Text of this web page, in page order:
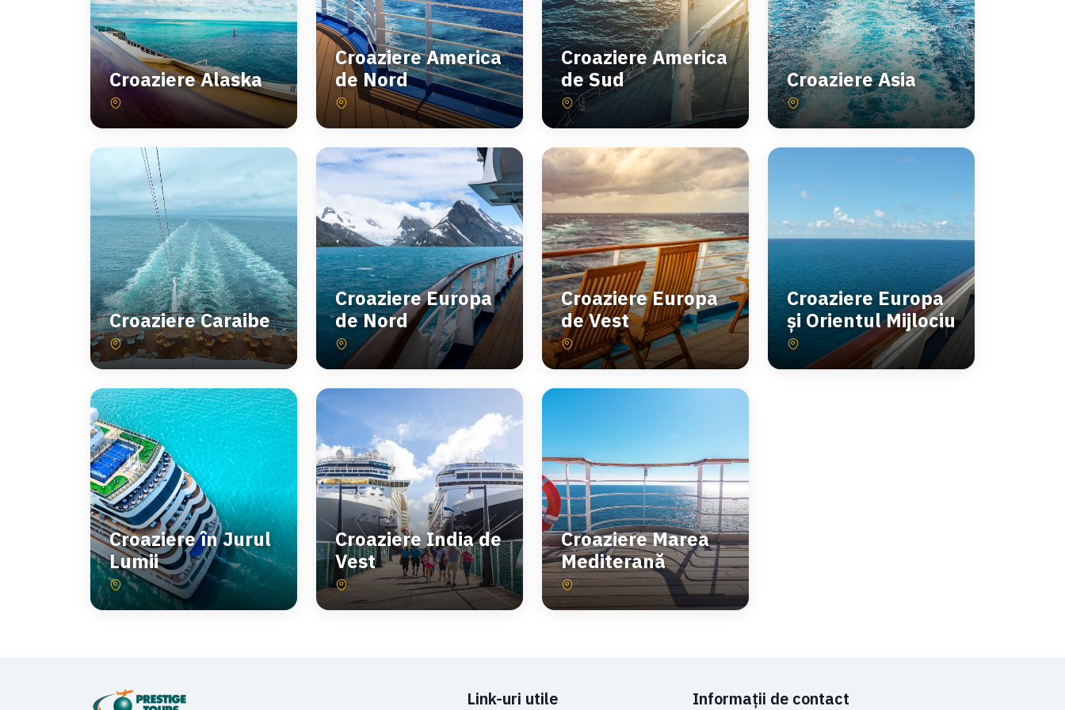
Croaziere Alaska
Croaziere America
de Nord
Croaziere America
de Sud
Croaziere Asia
Croaziere Caraibe
Croaziere Europa
de Nord
Croaziere Europa
de Vest
Croaziere Europa
și Orientul Mijlociu
Croaziere în Jurul
Lumii
Croaziere India de
Vest
Croaziere Marea
Mediterană
Link-uri utile Informații de contact